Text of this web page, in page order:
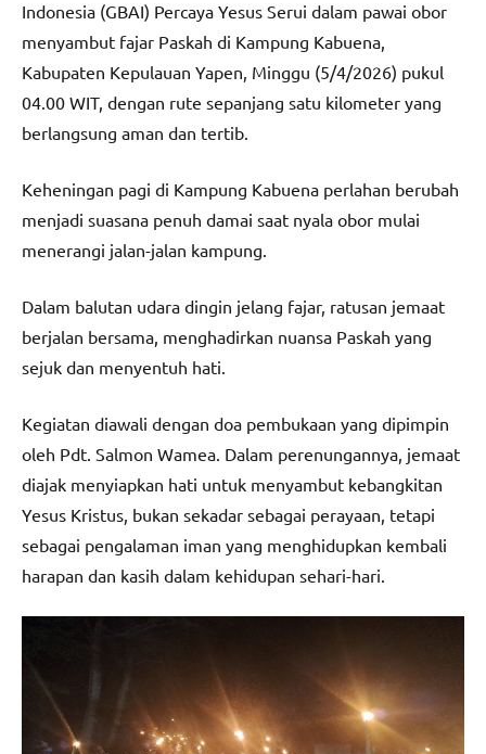
Indonesia (GBAI) Percaya Yesus Serui dalam pawai obor
menyambut fajar Paskah di Kampung Kabuena,
Kabupaten Kepulauan Yapen, Minggu (5/4/2026) pukul
04.00 WIT, dengan rute sepanjang satu kilometer yang
berlangsung aman dan tertib.
Keheningan pagi di Kampung Kabuena perlahan berubah
menjadi suasana penuh damai saat nyala obor mulai
menerangi jalan-jalan kampung.
Dalam balutan udara dingin jelang fajar, ratusan jemaat
berjalan bersama, menghadirkan nuansa Paskah yang
sejuk dan menyentuh hati.
Kegiatan diawali dengan doa pembukaan yang dipimpin
oleh Pdt. Salmon Wamea. Dalam perenungannya, jemaat
diajak menyiapkan hati untuk menyambut kebangkitan
Yesus Kristus, bukan sekadar sebagai perayaan, tetapi
sebagai pengalaman iman yang menghidupkan kembali
harapan dan kasih dalam kehidupan sehari-hari.